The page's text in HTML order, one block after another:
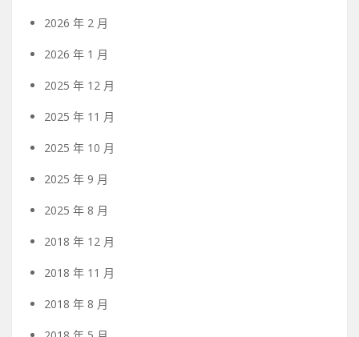
2026 年 2 月
2026 年 1 月
2025 年 12 月
2025 年 11 月
2025 年 10 月
2025 年 9 月
2025 年 8 月
2018 年 12 月
2018 年 11 月
2018 年 8 月